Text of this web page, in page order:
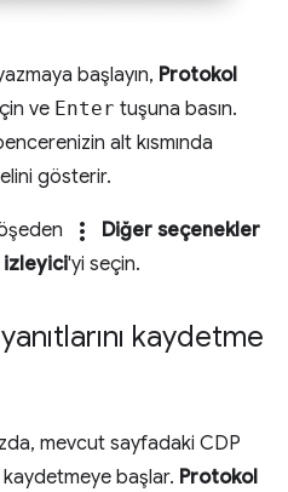
başlayın, Protokol
ve Enter tuşuna basın.
alt kısmında
gösterir.
more_vert
Diğer seçenekler
izleyici'yi seçin.
kaydetme
mevcut sayfadaki CDP
kaydetmeye başlar. Protokol